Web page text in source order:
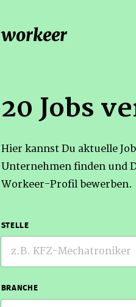
workeer
20 Jobs
Hier kannst Du aktuelle
Unternehmen finden und
Workeer-Profil bewerben.
STELLE
BRANCHE